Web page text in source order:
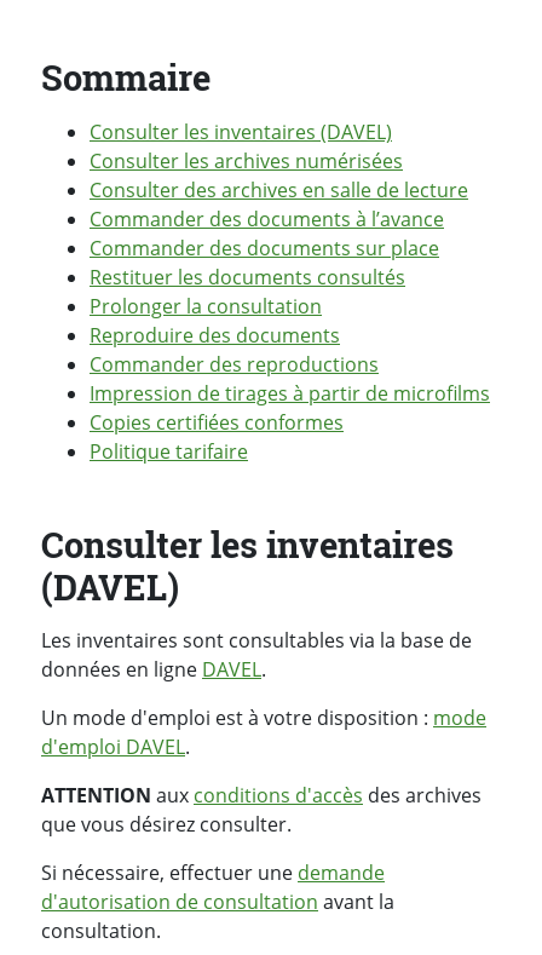
Sommaire
Consulter les inventaires (DAVEL)
Consulter les archives numérisées
Consulter des archives en salle de lecture
Commander des documents à l’avance
Commander des documents sur place
Restituer les documents consultés
Prolonger la consultation
Reproduire des documents
Commander des reproductions
Impression de tirages à partir de microfilms
Copies certifiées conformes
Politique tarifaire
Consulter les inventaires
(DAVEL)
Les inventaires sont consultables via la base de
données en ligne DAVEL.
Un mode d'emploi est à votre disposition : mode
d'emploi DAVEL.
ATTENTION aux conditions d'accès des archives
que vous désirez consulter.
Si nécessaire, effectuer une demande
d'autorisation de consultation avant la
consultation.